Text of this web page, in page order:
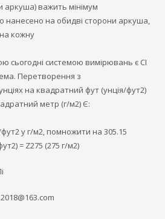
аркуша) важить мінімум
нанесено на обидві сторони аркуша,
кожну
системою вимірювань є СІ
Перетворення з
на квадратний фут (унція/фут2)
метр (г/м2) Є:
у г/м2, помножити на 305.15
= Z275 (275 г/м2)